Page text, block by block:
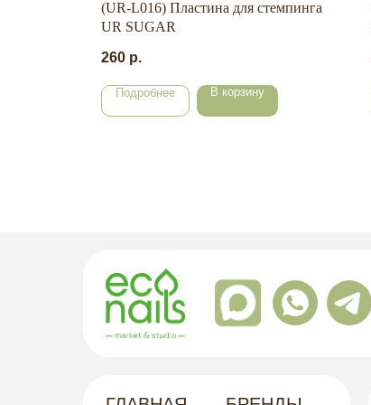
(UR-L016) Пластина для стемпинга
UR SUGAR
260 р.
Подробнее В корзину